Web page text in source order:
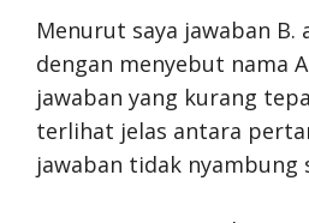
Menurut saya jawaban B.
dengan menyebut nama
jawaban yang kurang
terlihat jelas antara
jawaban tidak nyambung